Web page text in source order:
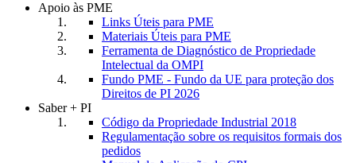
Apoio às PME
Links Úteis para PME
Materiais Úteis para PME
Ferramenta de Diagnóstico de Propriedade
Intelectual da OMPI
Fundo PME - Fundo da UE para proteção dos
Direitos de PI 2026
Saber + PI
Código da Propriedade Industrial 2018
Regulamentação sobre os requisitos formais dos
pedidos